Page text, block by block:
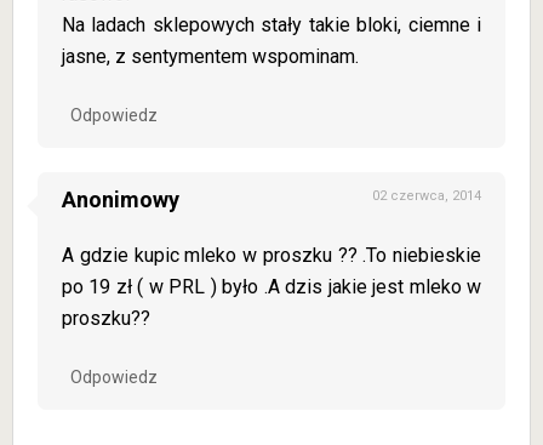
Na ladach sklepowych stały takie bloki, ciemne i
jasne, z sentymentem wspominam.
Odpowiedz
Anonimowy 02 czerwca, 2014
A gdzie kupic mleko w proszku ?? .To niebieskie
po 19 zł ( w PRL ) było .A dzis jakie jest mleko w
proszku??
Odpowiedz